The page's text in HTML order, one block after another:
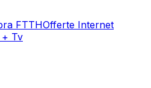
FTTHOfferte Internet
+ Tv